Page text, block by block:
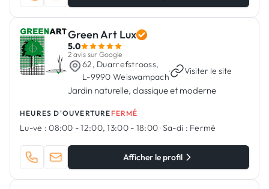
Green Art Lux
5.0
2 avis sur Google
62, Duarrefstrooss,
L-9990 Weiswampach
· Visiter le site
Jardin naturelle, classique et moderne
HEURES D'OUVERTURE FERMÉ
Lu-ve : 08:00 - 12:00, 13:00 - 18:00·Sa-di : Fermé
Afficher le profil